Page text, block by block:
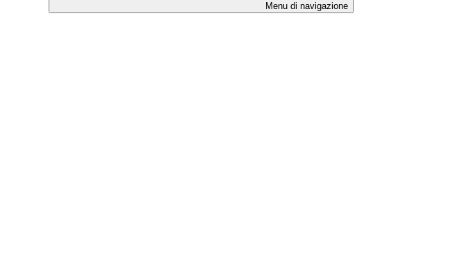
Menu di navigazione